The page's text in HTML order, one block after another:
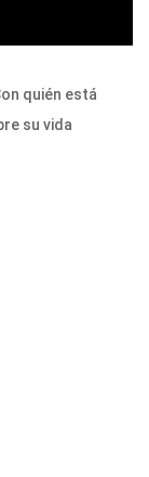
quién está
su vida